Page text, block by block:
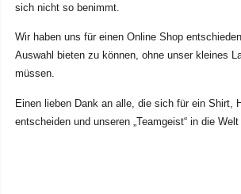
sich nicht so benimmt.
Wir haben uns für einen Online Shop
Auswahl bieten zu können, ohne unser kleines
müssen.
Einen lieben Dank an alle, die sich für ein Shirt,
entscheiden und unseren „Teamgeist“ in die Welt